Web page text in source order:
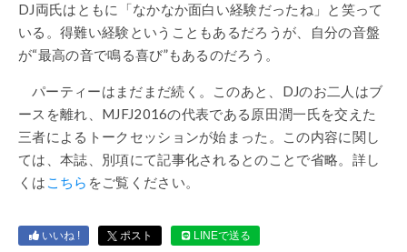
DJ両氏はともに「なかなか面白い経験だったね」と笑って
いる。得難い経験ということもあるだろうが、自分の音盤
が“最高の音で鳴る喜び”もあるのだろう。
パーティーはまだまだ続く。このあと、DJのお二人はブ
ースを離れ、MJFJ2016の代表である原田潤一氏を交えた
三者によるトークセッションが始まった。この内容に関し
ては、本誌、別項にて記事化されるとのことで省略。詳し
くは こちら をご覧ください。
いいね ! ポスト LINEで送る